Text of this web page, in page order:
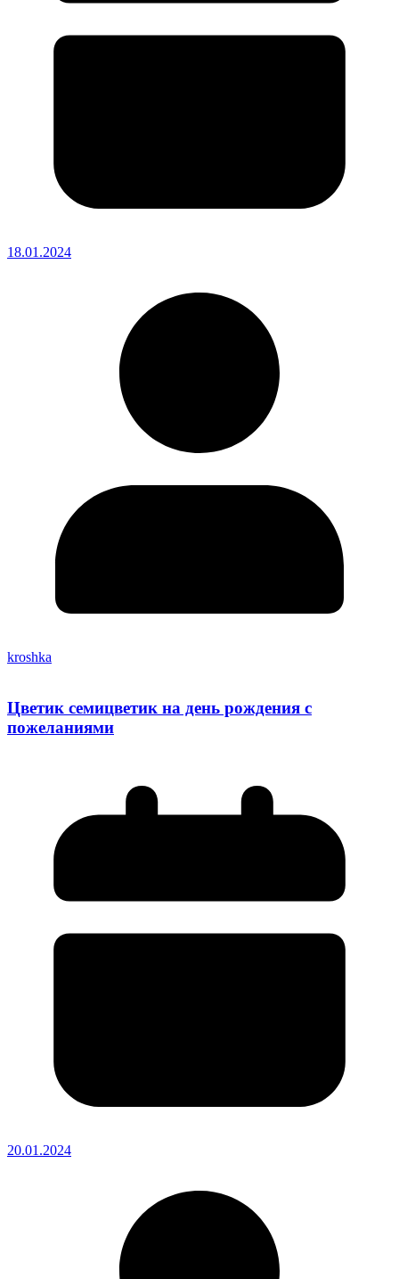
18.01.2024
kroshka
Цветик семицветик на день рождения с
пожеланиями
20.01.2024